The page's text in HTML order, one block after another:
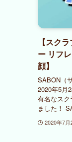
【スク
ー リフ
顔】
SABON（
2020年5月
有名なス
ました！
2020年7月